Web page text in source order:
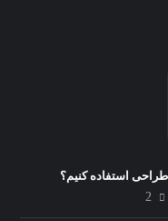
استفاده کنیم؟
2